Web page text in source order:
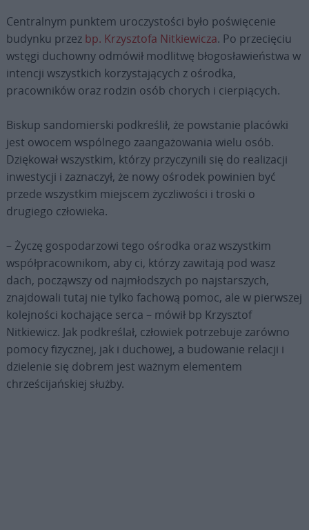
Centralnym punktem uroczystości było poświęcenie
budynku przez bp. Krzysztofa Nitkiewicza. Po przecięciu
wstęgi duchowny odmówił modlitwę błogosławieństwa w
intencji wszystkich korzystających z ośrodka,
pracowników oraz rodzin osób chorych i cierpiących.
Biskup sandomierski podkreślił, że powstanie placówki
jest owocem wspólnego zaangażowania wielu osób.
Dziękował wszystkim, którzy przyczynili się do realizacji
inwestycji i zaznaczył, że nowy ośrodek powinien być
przede wszystkim miejscem życzliwości i troski o
drugiego człowieka.
– Życzę gospodarzowi tego ośrodka oraz wszystkim
współpracownikom, aby ci, którzy zawitają pod wasz
dach, począwszy od najmłodszych po najstarszych,
znajdowali tutaj nie tylko fachową pomoc, ale w pierwszej
kolejności kochające serca – mówił bp Krzysztof
Nitkiewicz. Jak podkreślał, człowiek potrzebuje zarówno
pomocy fizycznej, jak i duchowej, a budowanie relacji i
dzielenie się dobrem jest ważnym elementem
chrześcijańskiej służby.